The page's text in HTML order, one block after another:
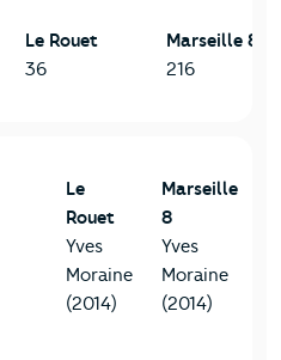
Le Rouet
36
Marseille 8
216
Le
Rouet
Yves
Moraine
(2014)
Marseille
8
Yves
Moraine
(2014)